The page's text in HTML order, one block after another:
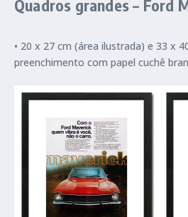
Quadros grandes – Ford
• 20 x 27 cm (área ilustrada) e 33 x
preenchimento com papel cuchê